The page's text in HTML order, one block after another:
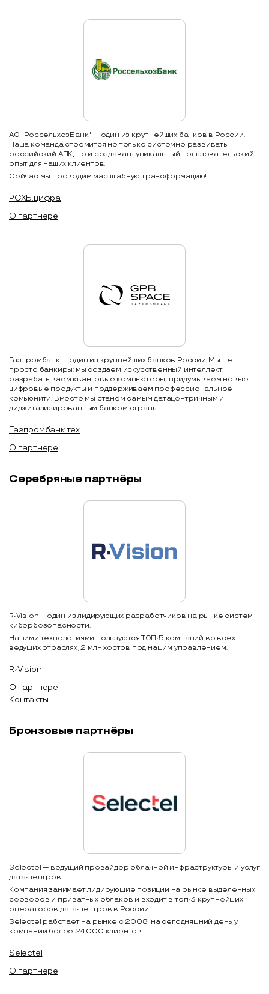
АО "РоссельхозБанк" — один из крупнейших банков в России.
Наша команда стремится не только системно развивать
российский АПК, но и создавать уникальный пользовательский
опыт для наших клиентов.
Сейчас мы проводим масштабную трансформацию!
РСХБ.цифра
О партнере
Газпромбанк — один из крупнейших банков России. Мы не
просто банкиры: мы создаем искусственный интеллект,
разрабатываем квантовые компьютеры, придумываем новые
цифровые продукты и поддерживаем профессиональное
комьюнити. Вместе мы станем самым датацентричным и
диджитализированным банком страны.
Газпромбанк.тех
О партнере
Серебряные партнёры
R-Vision – один из лидирующих разработчиков на рынке систем
кибербезопасности.
Нашими технологиями пользуются ТОП-5 компаний во всех
ведущих отраслях, 2 млн хостов под нашим управлением.
R-Vision
О партнере
Контакты
Бронзовые партнёры
Selectel — ведущий провайдер облачной инфраструктуры и услуг
дата-центров.
Компания занимает лидирующие позиции на рынке выделенных
серверов и приватных облаков и входит в топ-3 крупнейших
операторов дата-центров в России.
Selectel работает на рынке с 2008, на сегодняшний день у
компании более 24 000 клиентов.
Selectel
О партнере